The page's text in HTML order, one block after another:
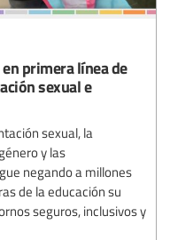
primera línea de
sexual e
sexual, la
y las
negando a millones
de la educación su
seguros, inclusivos y